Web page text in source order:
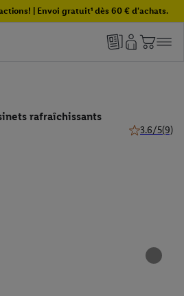
| Envoi gratuit¹ dès 60 € d'achats.
rafraîchissants
3.6/5(9)